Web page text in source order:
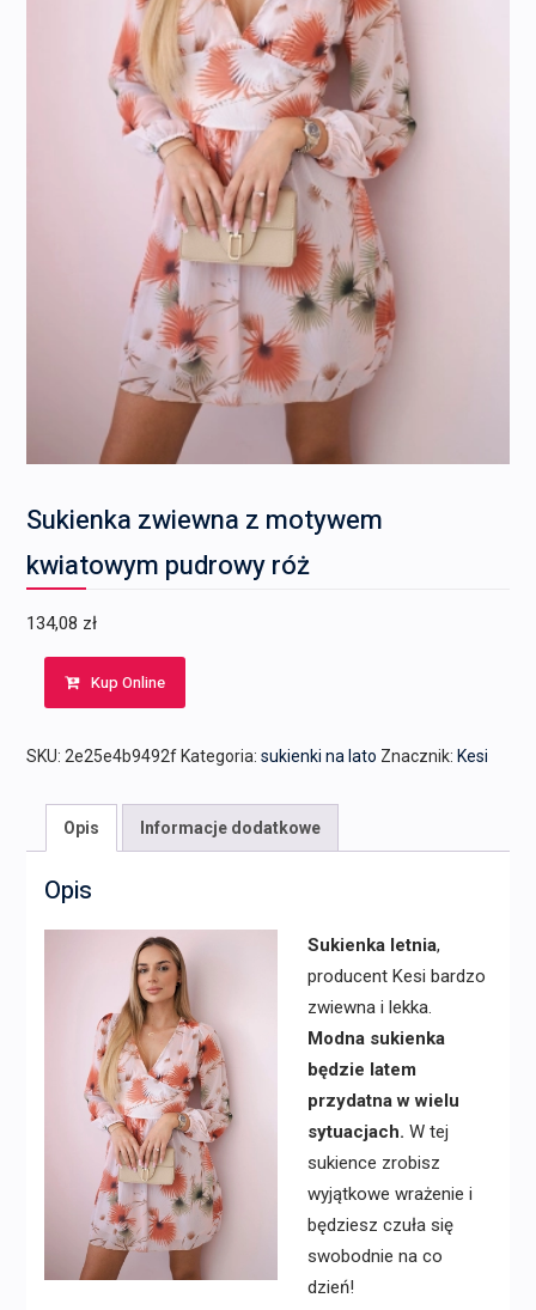
Sukienka zwiewna z motywem
kwiatowym pudrowy róż
134,08 zł
Kup Online
SKU: 2e25e4b9492f Kategoria: sukienki na lato Znacznik: Kesi
Opis Informacje dodatkowe
Opis
Sukienka letnia,
producent Kesi bardzo
zwiewna i lekka.
Modna sukienka
będzie latem
przydatna w wielu
sytuacjach. W tej
sukience zrobisz
wyjątkowe wrażenie i
będziesz czuła się
swobodnie na co
dzień!